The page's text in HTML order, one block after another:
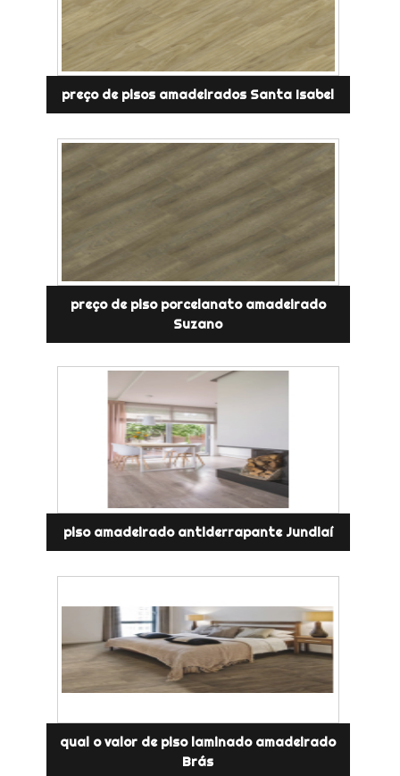
preço de pisos amadeirados Santa Isabel
preço de piso porcelanato amadeirado
Suzano
piso amadeirado antiderrapante Jundiaí
qual o valor de piso laminado amadeirado
Brás